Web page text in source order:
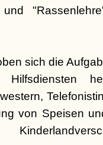
sich die
von Speisen